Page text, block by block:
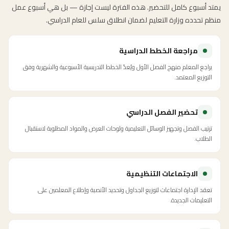
يمتد أسبوع كامل للتحضير. هذه الفترة ليست إجازة — بل هي أسبوع عمل
منظم تحدده وزارة التعليم لضمان انطلاق سلس للعام الدراسي.
مراجعة الخطط الدراسية
يراجع المعلم منهج الفصل الأول ويُعدّ الخطط التدريسية الأسبوعية والشهرية وفق
التوزيع المعتمد.
تحضير الفصل الدراسي
ترتيب الفصل وتجهيز الوسائل التعليمية ولوحات العرض والمواد المطلوبة لاستقبال
الطلاب.
الاجتماعات التنظيمية
تعقد الإدارة اجتماعات لتوزيع الجداول وتحديد الأنصبة وإطلاع المعلمين على
التعليمات الجديدة.